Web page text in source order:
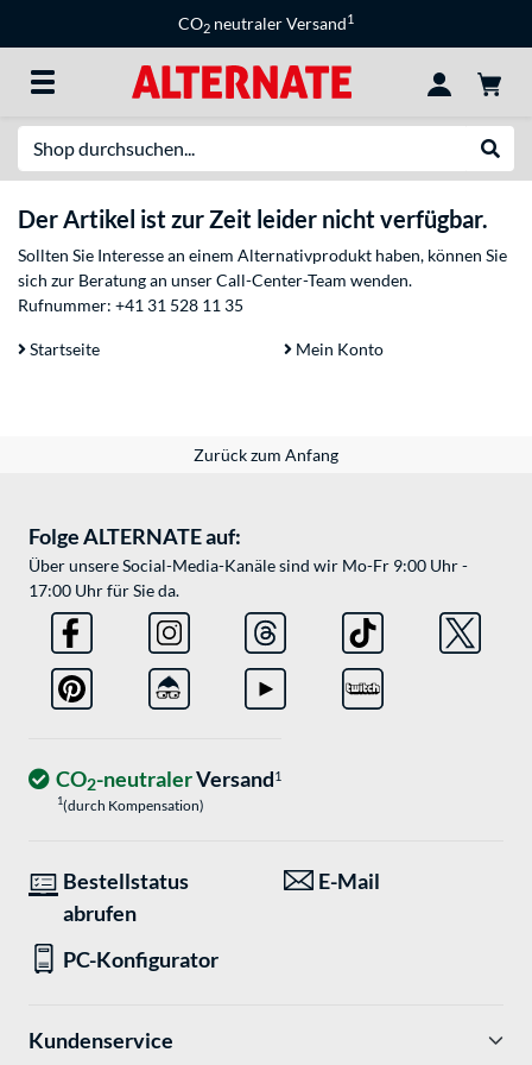
CO2 neutraler Versand1
Der Artikel ist zur Zeit leider nicht verfügbar.
Sollten Sie Interesse an einem Alternativprodukt haben, können Sie
sich zur Beratung an unser Call-Center-Team wenden.
Rufnummer: +41 31 528 11 35
Startseite Mein Konto
Zurück zum Anfang
Folge ALTERNATE auf:
Über unsere Social-Media-Kanäle sind wir Mo-Fr 9:00 Uhr -
17:00 Uhr für Sie da.
CO2-neutralerVersand1
1(durch Kompensation)
Bestellstatus
abrufen
E-Mail
PC-Konfigurator
Kundenservice